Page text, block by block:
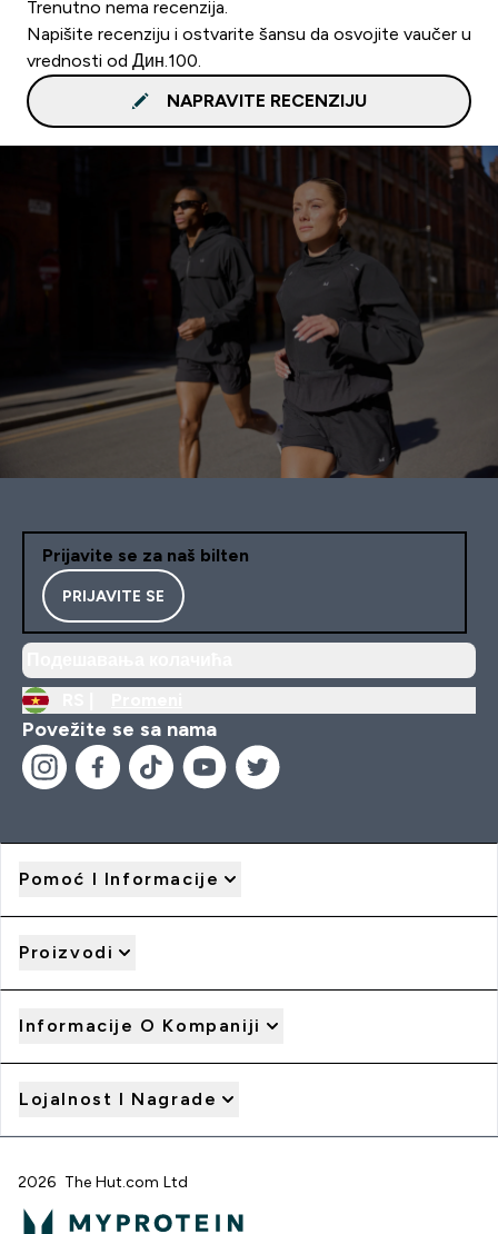
Trenutno nema recenzija.
Napišite recenziju i ostvarite šansu da osvojite vaučer u
vrednosti od Дин.100.
NAPRAVITE RECENZIJU
Prijavite se za naš bilten
PRIJAVITE SE
Povežite se sa nama
Pomoć I Informacije
Proizvodi
Informacije O Kompaniji
Lojalnost I Nagrade
2026 The Hut.com Ltd